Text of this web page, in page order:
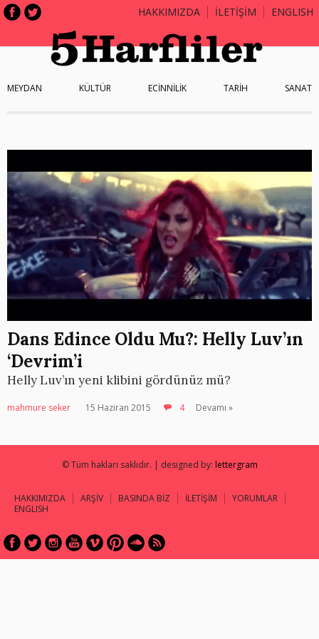
HAKKIMIZDA İLETİŞİM ENGLISH
MEYDAN KÜLTÜR ECİNNİLİK TARİH SANAT
Dans Edince Oldu Mu?: Helly Luv’ın
‘Devrim’i
Helly Luv’ın yeni klibini gördünüz mü?
mahmure seker 15 Haziran 2015 4 Devamı »
© Tüm hakları saklıdır. | designed by: lettergram
HAKKIMIZDA ARŞİV BASINDA BİZ İLETİŞİM
YORUMLAR
ENGLISH